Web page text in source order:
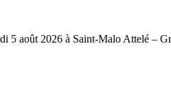
5 août 2026 à Saint-Malo Attelé –